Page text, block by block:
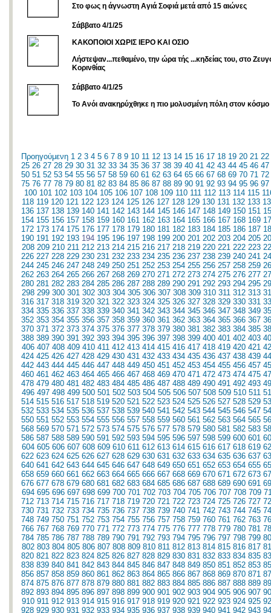
Στο φως η άγνωστη Αγιά Σοφιά μετά από 15 αιώνες
Σάββατο 4/1/25
ΚΑΚΟΠΟΙΟΙ ΧΩΡΙΣ ΙΕΡΟ ΚΑΙ ΟΣΙΟ
Λήστεψαν...πεθαμένο, την ώρα τής ...κηδείας του, στο
Κορινθίας
Σάββατο 4/1/25
Το Ανόι ανακηρύχθηκε η πιο μολυσμένη πόλη στον κόσμο
Προηγούμενη 1 2 3 4 5 6 7 8 9 10 11 12 13 14 15 16 17 18 19 20 21 22
25 26 27 28 29 30 31 32 33 34 35 36 37 38 39 40 41 42 43 44 45 46 47
50 51 52 53 54 55 56 57 58 59 60 61 62 63 64 65 66 67 68 69 70 71 72
75 76 77 78 79 80 81 82 83 84 85 86 87 88 89 90 91 92 93 94 95 96 97
100 101 102 103 104 105 106 107 108 109 110 111 112 113 114 115
118 119 120 121 122 123 124 125 126 127 128 129 130 131 132 133
136 137 138 139 140 141 142 143 144 145 146 147 148 149 150 151
154 155 156 157 158 159 160 161 162 163 164 165 166 167 168 169
172 173 174 175 176 177 178 179 180 181 182 183 184 185 186 187
190 191 192 193 194 195 196 197 198 199 200 201 202 203 204 205
208 209 210 211 212 213 214 215 216 217 218 219 220 221 222 223
226 227 228 229 230 231 232 233 234 235 236 237 238 239 240 241
244 245 246 247 248 249 250 251 252 253 254 255 256 257 258 259
262 263 264 265 266 267 268 269 270 271 272 273 274 275 276 277
280 281 282 283 284 285 286 287 288 289 290 291 292 293 294 295
298 299 300 301 302 303 304 305 306 307 308 309 310 311 312 313
316 317 318 319 320 321 322 323 324 325 326 327 328 329 330 331
334 335 336 337 338 339 340 341 342 343 344 345 346 347 348 349
352 353 354 355 356 357 358 359 360 361 362 363 364 365 366 367
370 371 372 373 374 375 376 377 378 379 380 381 382 383 384 385
388 389 390 391 392 393 394 395 396 397 398 399 400 401 402 403
406 407 408 409 410 411 412 413 414 415 416 417 418 419 420 421
424 425 426 427 428 429 430 431 432 433 434 435 436 437 438 439
442 443 444 445 446 447 448 449 450 451 452 453 454 455 456 457
460 461 462 463 464 465 466 467 468 469 470 471 472 473 474 475
478 479 480 481 482 483 484 485 486 487 488 489 490 491 492 493
496 497 498 499 500 501 502 503 504 505 506 507 508 509 510 511
514 515 516 517 518 519 520 521 522 523 524 525 526 527 528 529
532 533 534 535 536 537 538 539 540 541 542 543 544 545 546 547
550 551 552 553 554 555 556 557 558 559 560 561 562 563 564 565
568 569 570 571 572 573 574 575 576 577 578 579 580 581 582 583
586 587 588 589 590 591 592 593 594 595 596 597 598 599 600 601
604 605 606 607 608 609 610 611 612 613 614 615 616 617 618 619
622 623 624 625 626 627 628 629 630 631 632 633 634 635 636 637
640 641 642 643 644 645 646 647 648 649 650 651 652 653 654 655
658 659 660 661 662 663 664 665 666 667 668 669 670 671 672 673
676 677 678 679 680 681 682 683 684 685 686 687 688 689 690 691
694 695 696 697 698 699 700 701 702 703 704 705 706 707 708 709
712 713 714 715 716 717 718 719 720 721 722 723 724 725 726 727
730 731 732 733 734 735 736 737 738 739 740 741 742 743 744 745
748 749 750 751 752 753 754 755 756 757 758 759 760 761 762 763
766 767 768 769 770 771 772 773 774 775 776 777 778 779 780 781
784 785 786 787 788 789 790 791 792 793 794 795 796 797 798 799
802 803 804 805 806 807 808 809 810 811 812 813 814 815 816 817
820 821 822 823 824 825 826 827 828 829 830 831 832 833 834 835
838 839 840 841 842 843 844 845 846 847 848 849 850 851 852 853
856 857 858 859 860 861 862 863 864 865 866 867 868 869 870 871
874 875 876 877 878 879 880 881 882 883 884 885 886 887 888 889
892 893 894 895 896 897 898 899 900 901 902 903 904 905 906 907
910 911 912 913 914 915 916 917 918 919 920 921 922 923 924 925
928 929 930 931 932 933 934 935 936 937 938 939 940 941 942 943